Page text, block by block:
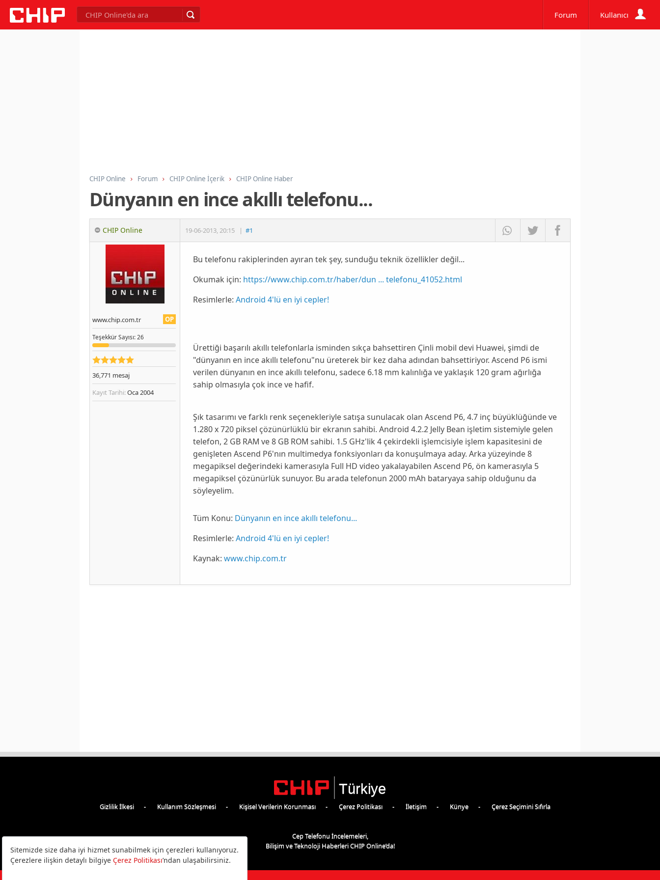
Forum Kullanıcı
CHIP Online Forum CHIP Online İçerik CHIP Online Haber
Dünyanın en ince akıllı telefonu...
CHIP Online 19-06-2013,20:15 | #1
OP
www.chip.com.tr
TeşekkürSayısı: 26
36,771 mesaj
Kayıt Tarihi:Oca 2004
Bu telefonu rakiplerinden ayıran tek şey, sunduğu teknik özellikler değil...
Okumak için: https://www.chip.com.tr/haber/dun ... telefonu_41052.html
Resimlerle: Android 4'lü en iyi cepler!
Ürettiği başarılı akıllı telefonlarla isminden sıkça bahsettiren Çinli mobil devi Huawei, şimdi de
"dünyanın en ince akıllı telefonu"nu üreterek bir kez daha adından bahsettiriyor. Ascend P6ismi
verilen dünyanın en ince akıllı telefonu, sadece 6.18 mm kalınlığa ve yaklaşık 120 gram ağırlığa
sahip olmasıyla çok ince ve hafif.
Şık tasarımı ve farklı renk seçenekleriyle satışa sunulacak olan Ascend P6, 4.7 inç büyüklüğünde ve
1.280 x 720piksel çözünürlüklü bir ekranın sahibi. Android 4.2.2 Jelly Bean işletim sistemiyle gelen
telefon, 2 GB RAM ve8 GB ROM sahibi. 1.5 GHz'lik 4 çekirdekli işlemcisiyle işlem kapasitesini de
genişleten Ascend P6'nın multimedya fonksiyonları da konuşulmaya aday. Arka yüzeyinde8
megapiksel değerindeki kamerasıyla Full HD video yakalayabilen Ascend P6, ön kamerasıyla 5
megapiksel çözünürlük sunuyor. Bu arada telefonun 2000 mAh bataryaya sahip olduğunu da
söyleyelim.
Tüm Konu: Dünyanın en ince akıllı telefonu...
Resimlerle: Android 4'lü en iyi cepler!
Kaynak: www.chip.com.tr
Türkiye
Gizlilik İlkesi Kullanım Sözleşmesi Kişisel Verilerin Korunması Çerez Politikası İletişim Künye Çerez Seçimini Sıfırla
Cep Telefonu İncelemeleri,
Bilişim ve Teknoloji Haberleri CHIP Online’da!